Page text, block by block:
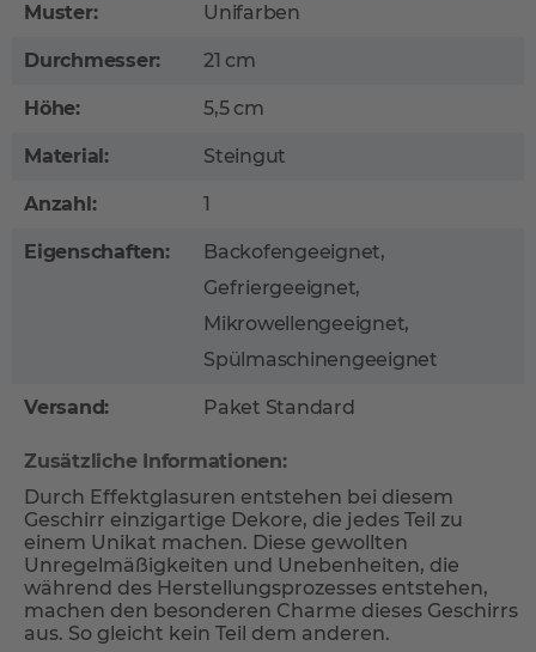
Muster: Unifarben
Durchmesser: 21 cm
Höhe: 5,5 cm
Material: Steingut
Anzahl: 1
Eigenschaften:
Backofengeeignet,
Gefriergeeignet,
Mikrowellengeeignet,
Spülmaschinengeeignet
Versand: Paket Standard
Zusätzliche Informationen:
Durch Effektglasuren entstehen bei diesem
Geschirr einzigartige Dekore, die jedes Teil zu
einem Unikat machen. Diese gewollten
Unregelmäßigkeiten und Unebenheiten, die
während des Herstellungsprozesses entstehen,
machen den besonderen Charme dieses Geschirrs
aus. So gleicht kein Teil dem anderen.